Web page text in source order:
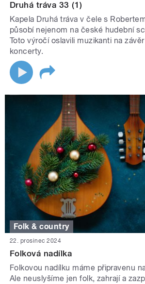
Druhá tráva 33 (1)
Kapela Druhá tráva v čele s
působí nejenom na české hudební
Toto výročí oslavili muzikanti na
koncerty.
Folk & country
22. prosinec 2024
Folková nadílka
Folkovou nadílku máme připravenu
Ale neuslyšíme jen folk, zahrají a